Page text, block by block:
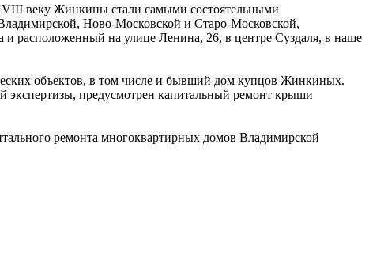
веку Жинкины стали самыми состоятельными
Ново-Московской и Старо-Московской,
расположенный на улице Ленина, 26, в центре Суздаля, в наше
объектов, в том числе и бывший дом купцов Жинкиных.
предусмотрен капитальный ремонт крыши
ремонта многоквартирных домов Владимирской